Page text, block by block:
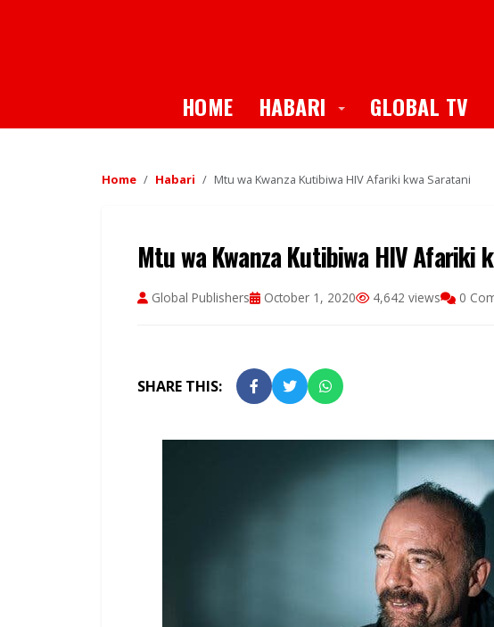
HOME HABARI Toggle Dropdown
GLOBAL TV
Home Habari Mtu wa Kwanza Kutibiwa HIV Afariki kwa Saratani
Mtu wa Kwanza Kutibiwa HIV Afariki
Global Publishers October 1, 2020 4,642 views 0
SHARE THIS: